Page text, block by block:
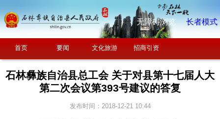
无障碍浏览 长者模式
首页 要闻 文化旅游 招商引资
石林彝族自治县总工会 关于对县第十七届人大
第二次会议第393号建议的答复
发布时间：2018-12-21 10:44